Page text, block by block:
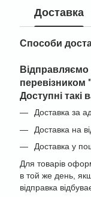
Доставка
Способи
перевізником
Доступні такі
Доставка за
Доставка на
Доставка у
Для товарів
в той же день,
відправка